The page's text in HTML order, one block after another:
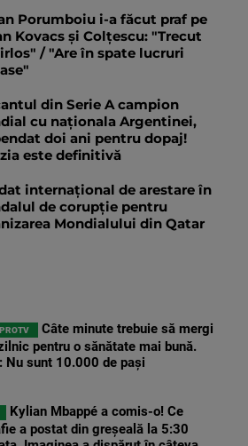
Porumboiu i-a făcut praf pe
Kovacs și Colțescu: "Trecut
/ "Are în spate lucruri
din Serie A campion
cu naționala Argentinei,
doi ani pentru dopaj!
este definitivă
internațional de arestare în
de corupție pentru
Mondialului din Qatar
Câte minute trebuie să mergi
pentru o sănătate mai bună.
Nu sunt 10.000 de pași
Kylian Mbappé a comis-o! Ce
a postat din greșeală la 5:30